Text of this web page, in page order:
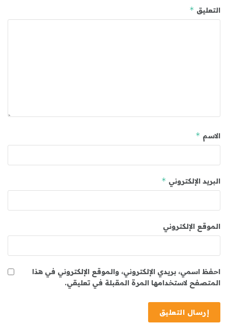
التعليق *
الاسم *
البريد الإلكتروني *
الموقع الإلكتروني
احفظ اسمي، بريدي الإلكتروني، والموقع الإلكتروني في هذا
المتصفح لاستخدامها المرة المقبلة في تعليقي.